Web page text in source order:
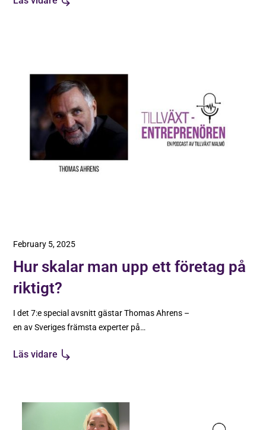
IHM Business School i Malmö.
February 5, 2025
Hur skalar man upp ett företag på
riktigt?
I det 7:e special avsnitt gästar Thomas Ahrens –
en av Sveriges främsta experter på
Läs vidare